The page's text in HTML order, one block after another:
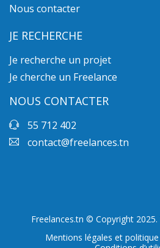
Nous contacter
JE RECHERCHE
Je recherche un projet
Je cherche un Freelance
NOUS CONTACTER
55 712 402
contact@freelances.tn
Freelances.tn © Copyright
Mentions légales et